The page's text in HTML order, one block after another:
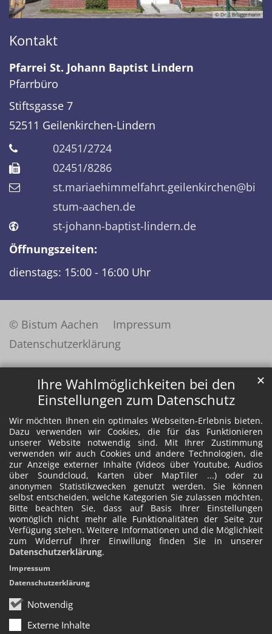
Ihre Wahlmöglichkeiten bei den
Einstellungen zum Datenschutz
Wir möchten Ihnen ein optimales Webseiten-Erlebnis bieten.
Dazu verwenden wir Cookies, die für das Funktionieren
unserer Website notwendig sind. Mit Ihrer Zustimmung
verwenden wir auch Cookies und andere Technologien, die
zur Anzeige externer Inhalte (Videos über Youtube, Audios
über Soundcloud, Karten über MapTiler ...) oder zu
anonymen Statistikzwecken genutzt werden. Sie können
selbst entscheiden, welche Kategorien Sie zulassen möchten.
Bitte beachten Sie, dass auf Basis Ihrer Einstellungen
womöglich nicht mehr alle Funktionalitäten der Seite zur
Verfügung stehen. Weitere Informationen und die Möglichkeit
zum Widerruf Ihrer Einwillung finden Sie in unserer
Datenschutzerklärung.
Notwendig
Externe Inhalte
✕
Impressum
Datenschutzerklärung
© Dr. J. Brüggemann
Kontakt
Pfarrei St. Johann Baptist Lindern
Pfarrbüro
Stiftsgasse 7
52511 Geilenkirchen-Lindern
02451/2724
02451/8286
st.mariaehimmelfahrt.geilenkirchen@bi
stum-aachen.de
st-johann-baptist-lindern.de
Öffnungszeiten:
dienstags: 15:00 - 16:00 Uhr
© Bistum Aachen
Impressum
Datenschutzerklärung